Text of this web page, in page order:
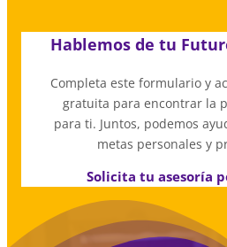
Hablemos de tu
Completa este formulario y
gratuita para encontrar la
para ti. Juntos, podemos
metas personales y
Solicita tu asesoría